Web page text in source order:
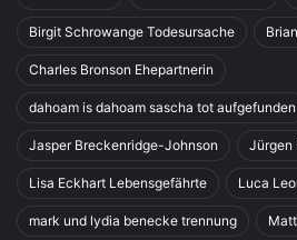
Birgit Schrowange Todesursache
Charles Bronson Ehepartnerin
dahoam is dahoam sascha tot aufgefunden
Jasper Breckenridge-Johnson Jürgen
Lisa Eckhart Lebensgefährte Luca
mark und lydia benecke trennung